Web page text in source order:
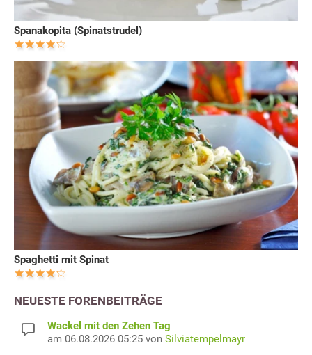
Spanakopita (Spinatstrudel)
Spaghetti mit Spinat
NEUESTE FORENBEITRÄGE
Wackel mit den Zehen Tag
am 06.08.2026 05:25 von Silviatempelmayr